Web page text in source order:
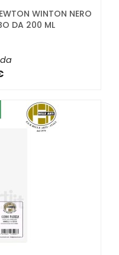
WINTON NERO
DA 200 ML